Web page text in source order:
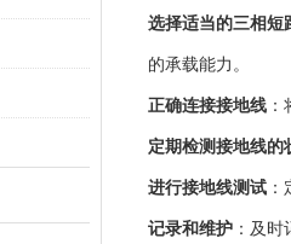
选择适当的三相短
的承载能力。
正确连接接地线
定期检测接地线的
进行接地线测试
记录和维护 ：及